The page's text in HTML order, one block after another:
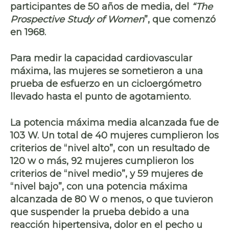
participantes de 50 años de media, del “The
Prospective Study of Women”, que comenzó
en 1968.
Para medir la capacidad cardiovascular
máxima, las mujeres se sometieron a una
prueba de esfuerzo en un cicloergómetro
llevado hasta el punto de agotamiento.
La potencia máxima media alcanzada fue de
103 W. Un total de 40 mujeres cumplieron los
criterios de “nivel alto”, con un resultado de
120 w o más, 92 mujeres cumplieron los
criterios de “nivel medio”, y 59 mujeres de
“nivel bajo”, con una potencia máxima
alcanzada de 80 W o menos, o que tuvieron
que suspender la prueba debido a una
reacción hipertensiva, dolor en el pecho u